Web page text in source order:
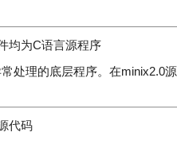
均为C语言源程序
处理的底层程序。在minix2.0源
代码